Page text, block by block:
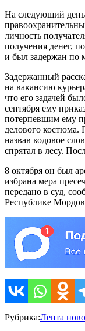
На следующий
личность
получения денег,
и был задержан по
Задержанный
на вакансию
что его задачей
сентября ему
потерпевшим ему
делового костюма.
назвав кодовое
спрятал в лесу.
8 октября он был
избрана мера
передано в суд,
Республике
Рубрика:Лента